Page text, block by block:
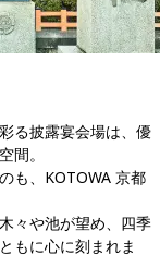
る披露宴会場は、優
間。
も、KOTOWA 京都
々や池が望め、四季
もに心に刻まれま